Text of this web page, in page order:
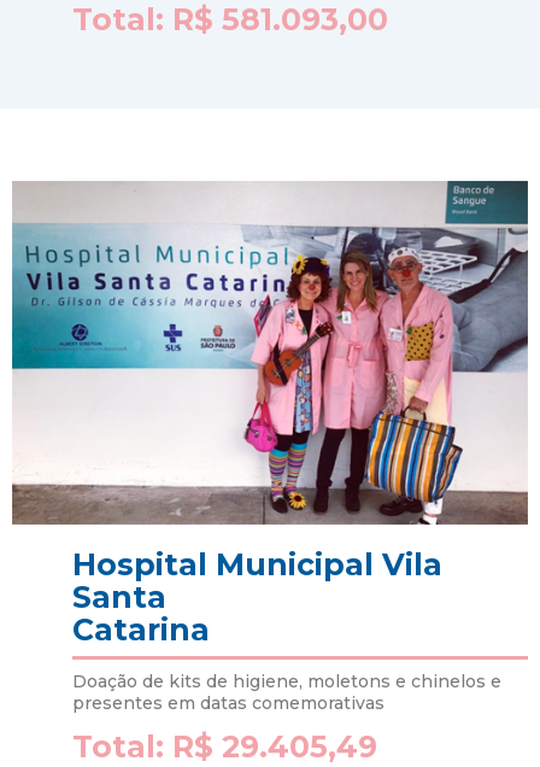
Total: R$ 581.093,00
Hospital Municipal Vila
Santa
Catarina
Doação de kits de higiene, moletons e chinelos e
presentes em datas comemorativas
Total: R$ 29.405,49